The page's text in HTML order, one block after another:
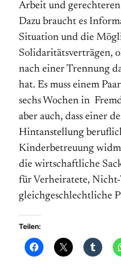
Arbeit und
Dazu braucht es
Situation und die
Solidaritätsverträgen,
nach einer Trennung
hat. Es muss einem
sechs Wochen in
aber auch, dass einer
Hintanstellung
Kinderbetreuung
die wirtschaftliche
für Verheiratete,
gleichgeschlechtliche
Teilen: